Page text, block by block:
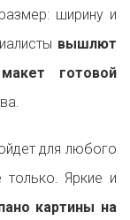
ширину и
вышлют
готовой
для любого
только. Яркие и
картины на